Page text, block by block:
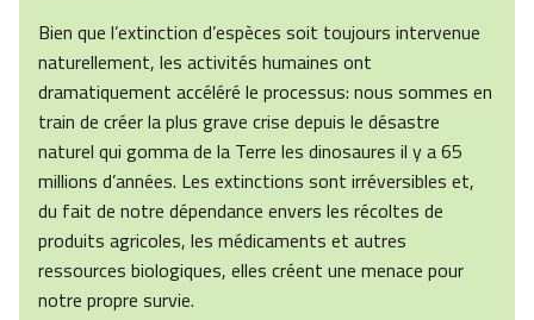
Bien que l’extinction d’espèces soit toujours intervenue
naturellement, les activités humaines ont
dramatiquement accéléré le processus: nous sommes en
train de créer la plus grave crise depuis le désastre
naturel qui gomma de la Terre les dinosaures il y a 65
millions d’années. Les extinctions sont irréversibles et,
du fait de notre dépendance envers les récoltes de
produits agricoles, les médicaments et autres
ressources biologiques, elles créent une menace pour
notre propre survie.